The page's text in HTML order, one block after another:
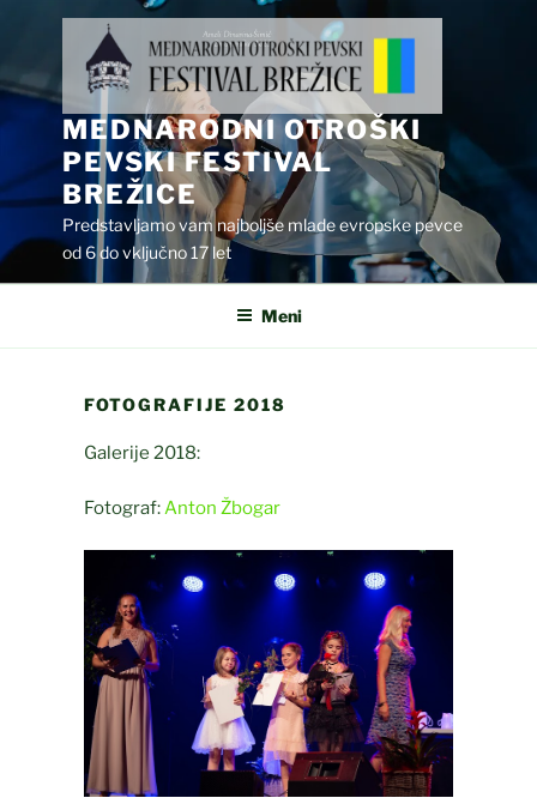
vsebino
MEDNARODNI OTROŠKI
PEVSKI FESTIVAL
BREŽICE
Predstavljamo vam najboljše mlade evropske pevce
od 6 do vključno 17 let
Meni
FOTOGRAFIJE 2018
Galerije 2018:
Fotograf:Anton Žbogar